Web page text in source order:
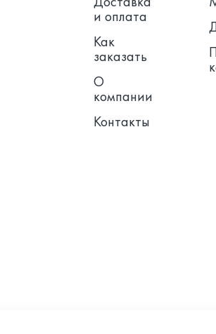
и оплата
Как
заказать
О
компании
Контакты